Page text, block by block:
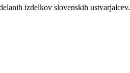
izdelkov slovenskih ustvarjalcev.